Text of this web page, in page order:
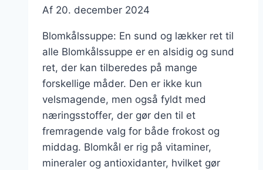
Af 20. december 2024
Blomkålssuppe: En sund og lækker ret til
alle Blomkålssuppe er en alsidig og sund
ret, der kan tilberedes på mange
forskellige måder. Den er ikke kun
velsmagende, men også fyldt med
næringsstoffer, der gør den til et
fremragende valg for både frokost og
middag. Blomkål er rig på vitaminer,
mineraler og antioxidanter, hvilket gør